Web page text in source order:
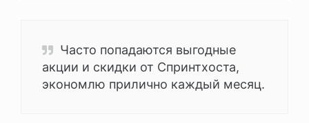
Часто попадаются выгодные
акции и скидки от Спринтхоста,
экономлю прилично каждый месяц.